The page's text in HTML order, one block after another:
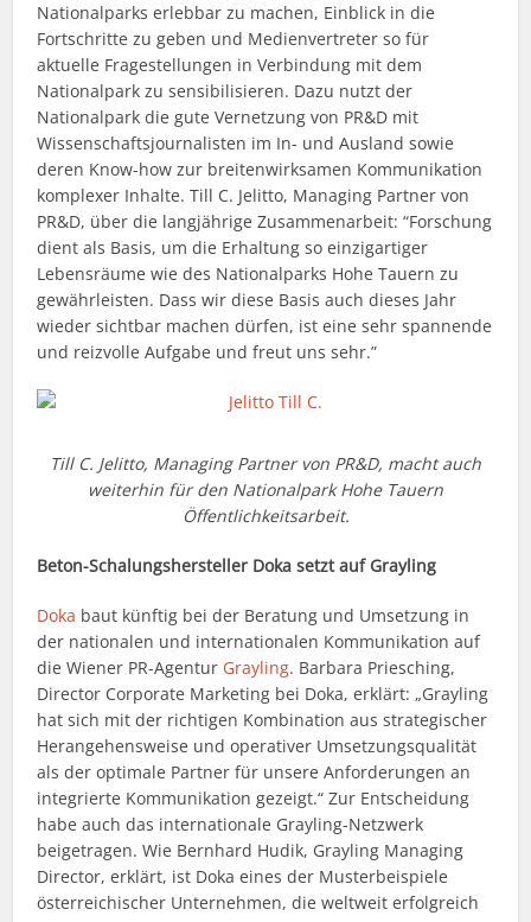
Nationalparks erlebbar zu machen, Einblick in die
Fortschritte zu geben und Medienvertreter so für
aktuelle Fragestellungen in Verbindung mit dem
Nationalpark zu sensibilisieren. Dazu nutzt der
Nationalpark die gute Vernetzung von PR&D mit
Wissenschaftsjournalisten im In- und Ausland sowie
deren Know-how zur breitenwirksamen Kommunikation
komplexer Inhalte. Till C. Jelitto, Managing Partner von
PR&D, über die langjährige Zusammenarbeit: “Forschung
dient als Basis, um die Erhaltung so einzigartiger
Lebensräume wie des Nationalparks Hohe Tauern zu
gewährleisten. Dass wir diese Basis auch dieses Jahr
wieder sichtbar machen dürfen, ist eine sehr spannende
und reizvolle Aufgabe und freut uns sehr.”
Till C. Jelitto, Managing Partner von PR&D, macht auch
weiterhin für den Nationalpark Hohe Tauern
Öffentlichkeitsarbeit.
Beton-Schalungshersteller Doka setzt auf Grayling
Doka baut künftig bei der Beratung und Umsetzung in
der nationalen und internationalen Kommunikation auf
die Wiener PR-Agentur Grayling. Barbara Priesching,
Director Corporate Marketing bei Doka, erklärt: „Grayling
hat sich mit der richtigen Kombination aus strategischer
Herangehensweise und operativer Umsetzungsqualität
als der optimale Partner für unsere Anforderungen an
integrierte Kommunikation gezeigt.“ Zur Entscheidung
habe auch das internationale Grayling-Netzwerk
beigetragen. Wie Bernhard Hudik, Grayling Managing
Director, erklärt, ist Doka eines der Musterbeispiele
österreichischer Unternehmen, die weltweit erfolgreich